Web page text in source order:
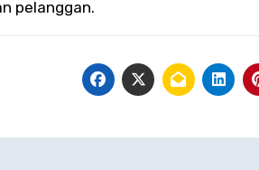
pelanggan.